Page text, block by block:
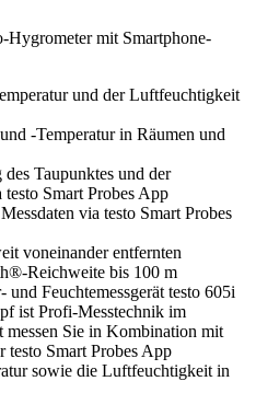
Hygrometer mit Smartphone-
und der Luftfeuchtigkeit
-Temperatur in Räumen und
Taupunktes und der
Smart Probes App
via testo Smart Probes
voneinander entfernten
Reichweite bis 100 m
und Feuchtemessgerät testo 605i
ist Profi-Messtechnik im
messen Sie in Kombination mit
testo Smart Probes App
sowie die Luftfeuchtigkeit in